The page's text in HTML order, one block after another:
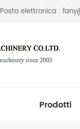
Posta elettronica :
Prodotti